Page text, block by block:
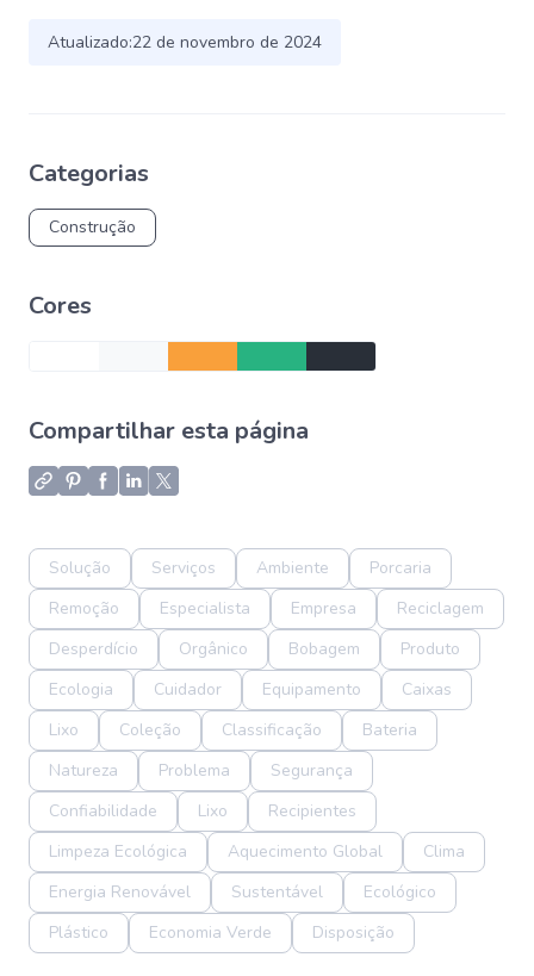
Atualizado:22 de novembro de 2024
Categorias
Construção
Cores
Compartilhar esta página
Solução Serviços Ambiente
Porcaria
Remoção
Especialista Empresa
Reciclagem
Desperdício
Orgânico Bobagem
Produto
Ecologia
Cuidador Equipamento
Caixas
Lixo
Coleção Classificação
Bateria
Natureza
Problema
Segurança
Confiabilidade
Lixo
Recipientes
Limpeza Ecológica
Aquecimento Global
Clima
Energia Renovável
Sustentável
Ecológico
Plástico
Economia Verde Disposição